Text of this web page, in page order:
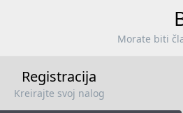
Morate biti
Registracija
Kreirajte svoj nalog